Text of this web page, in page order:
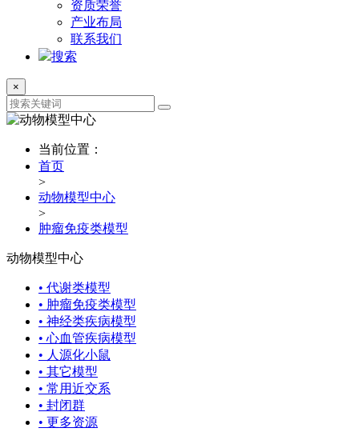
资质荣誉
产业布局
联系我们
搜索
×
当前位置：
首页
>
动物模型中心
>
肿瘤免疫类模型
动物模型中心
• 代谢类模型
• 肿瘤免疫类模型
• 神经类疾病模型
• 心血管疾病模型
• 人源化小鼠
• 其它模型
• 常用近交系
• 封闭群
• 更多资源